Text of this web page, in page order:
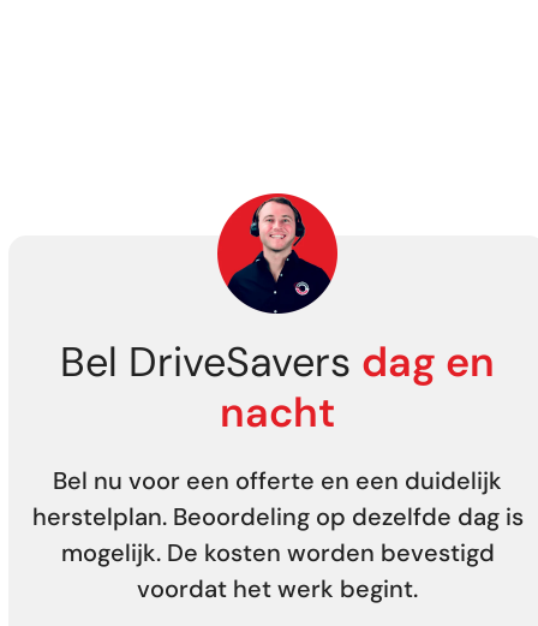
Bel DriveSavers dag en
nacht
Bel nu voor een offerte en een duidelijk
herstelplan. Beoordeling op dezelfde dag is
mogelijk. De kosten worden bevestigd
voordat het werk begint.